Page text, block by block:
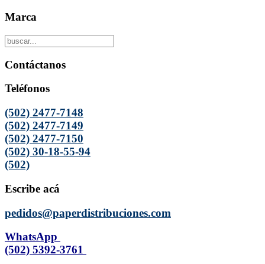
Marca
Contáctanos
Teléfonos
(502) 2477-7148
(502) 2477-7149
(502) 2477-7150
(502) 30-18-55-94
(502)
Escribe acá
pedidos@paperdistribuciones.com
WhatsApp
(502) 5392-3761